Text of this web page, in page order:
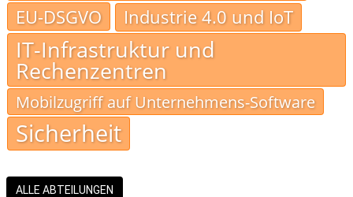
EU-DSGVO Industrie 4.0 und IoT
IT-Infrastruktur und
Rechenzentren
Mobilzugriff auf Unternehmens-Software
Sicherheit
ALLE ABTEILUNGEN